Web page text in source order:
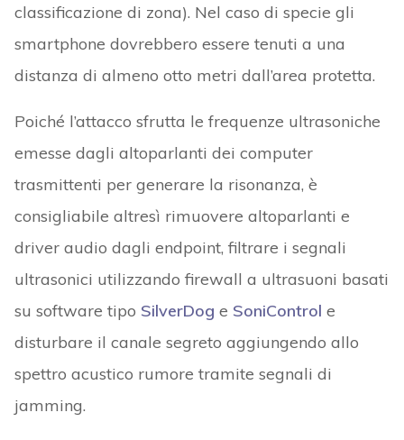
classificazione di zona). Nel caso di specie gli
smartphone dovrebbero essere tenuti a una
distanza di almeno otto metri dall’area protetta.
Poiché l’attacco sfrutta le frequenze ultrasoniche
emesse dagli altoparlanti dei computer
trasmittenti per generare la risonanza, è
consigliabile altresì rimuovere altoparlanti e
driver audio dagli endpoint, filtrare i segnali
ultrasonici utilizzando firewall a ultrasuoni basati
su software tipo SilverDog e SoniControl e
disturbare il canale segreto aggiungendo allo
spettro acustico rumore tramite segnali di
jamming.